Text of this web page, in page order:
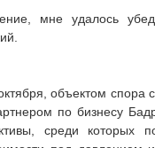
мне удалось
объектом спора
по бизнесу
среди которых